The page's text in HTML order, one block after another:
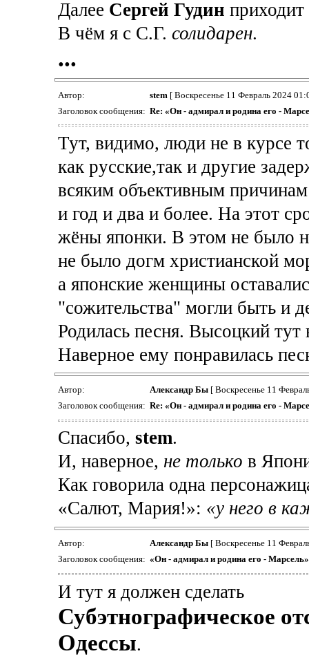
Далее Сергей Гудин
В чём я с С.Г. солидарен.
...
Автор: stem [ Воскресенье 11 Февраль 2024
Заголовок сообщения: Re: «Он - адмирал и родина его -
Тут, видимо, люди не в курсе
как русские,так и другие
всяким объективным
и год и два и более. На этот
жёны японки. В этом не было
не было догм христианской
а японские женщины
"сожительства" могли быть и
Родилась песня. Высоцкий
Наверное ему понравилась
Автор: Александр Бы[ Воскресенье 11
Заголовок сообщения: Re: «Он - адмирал и родина его -
Спасибо, stem.
И, наверное, не только в
Как говорила одна
«Салют, Мария!»: «у него в
Автор: Александр Бы[ Воскресенье 11
Заголовок сообщения: «Он - адмирал и родина его -
И тут я должен сделать
Субэтнографическое
Одессы.